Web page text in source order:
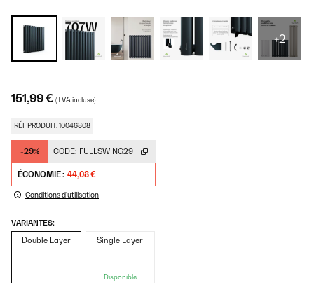
+2
151,99 € (TVA incluse)
RÉF PRODUIT: 10046808
-29% CODE: FULLSWING29
ÉCONOMIE : 44,08 €
Conditions d'utilisation
VARIANTES:
Double Layer Single Layer
Disponible